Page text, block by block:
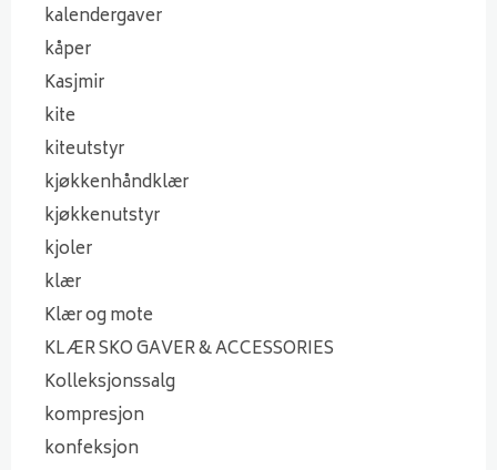
kalendergaver
kåper
Kasjmir
kite
kiteutstyr
kjøkkenhåndklær
kjøkkenutstyr
kjoler
klær
Klær og mote
KLÆR SKO GAVER & ACCESSORIES
Kolleksjonssalg
kompresjon
konfeksjon